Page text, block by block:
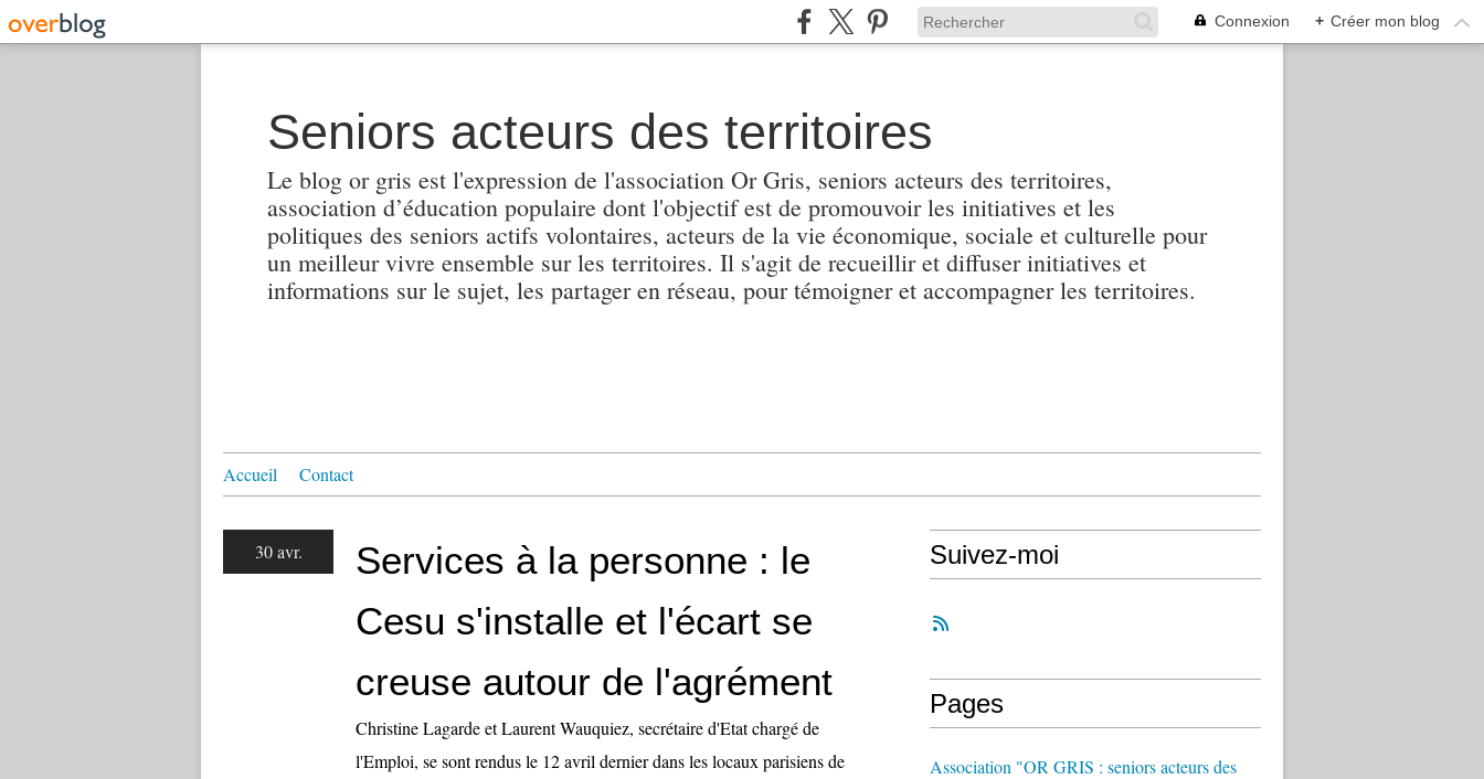
Connexion + Créer mon blog
Seniors acteurs des territoires
Le blog or gris est l'expression de l'association Or Gris, seniors acteurs des territoires,
association d’éducation populaire dont l'objectif est de promouvoir les initiatives et les
politiques des seniors actifs volontaires, acteurs de la vie économique, sociale et culturelle pour
un meilleur vivre ensemble sur les territoires. Il s'agit de recueillir et diffuser initiatives et
informations sur le sujet, les partager en réseau, pour témoigner et accompagner les territoires.
Accueil Contact
30 avr.
Services à la personne : le
Cesu s'installe et l'écart se
creuse autour de l'agrément
Christine Lagarde et Laurent Wauquiez, secrétaire d'Etat chargé de
l'Emploi, se sont rendus le 12 avril dernier dans les locaux parisiens de
Suivez-moi
Pages
Association "OR GRIS : seniors acteurs des